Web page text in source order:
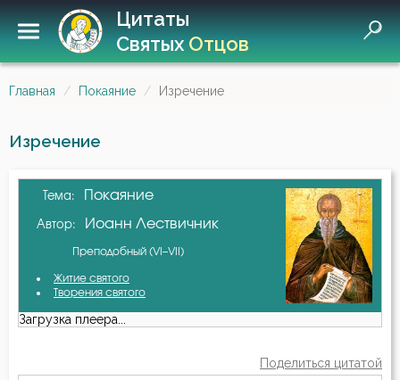
Цитаты
СвятыхОтцов
Главная Покаяние Изречение
Изречение
Тема: Покаяние
Автор: Иоанн Лествичник
Преподобный (VI–VII)
Житие святого
Творения святого
Загрузка плеера...
Поделиться цитатой